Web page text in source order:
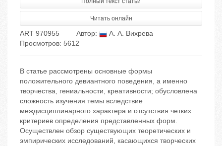
Читать онлайн
ART 970955 Автор:
А. А. Вихрева
Просмотров: 5612
В статье рассмотрены основные формы
положительного девиантного поведения, а именно
творчества, гениальности, креативности; обусловлена
сложность изучения темы вследствие
междисциплинарного характера и отсутствия четких
критериев определения представленных форм.
Осуществлен обзор существующих теоретических и
эмпирических исследований, касающихся творческих